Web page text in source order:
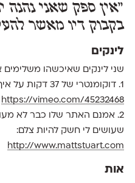
"אין ספק שאני נהנה
בקבוק דיו מאשר
לינקים
שני לינקים שאיכשהו
1. דוקומנטרי של 37 דקות על איך להתבונן. חובה לראות
https://vimeo.com/45232468
2. אמנם האתר שלו כבר לא
שעושים לי חשק להיות צלם:
http://www.mattstuart.com
אות